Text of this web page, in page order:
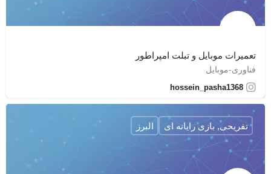
تعمیرات موبایل و تبلت امپراطور
فناوری-موبایل
hossein_pasha1368
تفریحی, بازی رایانه ای البرز